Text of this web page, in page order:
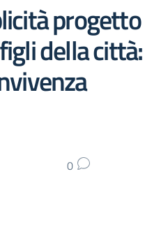
progetto
della città:
0